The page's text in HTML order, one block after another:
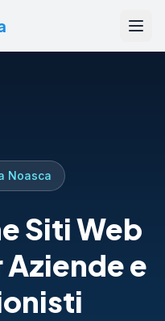
Noasca
Siti Web
Aziende e